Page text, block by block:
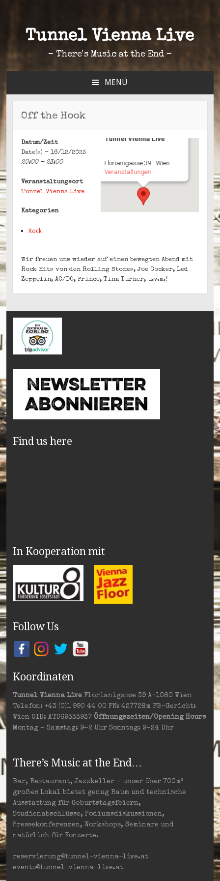
Tunnel Vienna Live
– There's Music at the End –
MENÜ
SPRINGEN
Off the Hook
Tunnel Vienna Live
Florianigasse 39 - Wien
Veranstaltungen
Datum/Zeit
Date(s) - 16/12/2023
20:00 - 23:00
Veranstaltungsort
Tunnel Vienna Live
Kategorien
Rock
Wir freuen uns wieder auf einen bewegten Abend mit
Rock Hits von den Rolling Stones, Joe Cocker, Led
Zeppelin, AC/DC, Prince, Tina Turner, u.v.m.!
Find us here
In Kooperation mit
Follow Us
Koordinaten
Tunnel Vienna LiveFlorianigasse 39 A-1080 Wien
Telefon: +43 (0)1 990 44 00 FN: 427728m FB-Gericht:
Wien UID: ATU69333937 Öffnungszeiten/Opening Hours
Montag – Samstag: 9–2 Uhr Sonntag: 9–24 Uhr
There’s Music at the End…
Bar, Restaurant, Jazzkeller – unser über 700m²
großes Lokal bietet genug Raum und technische
Ausstattung für Geburtstagsfeiern,
Studienabschlüsse, Podiumsdiskussionen,
Pressekonferenzen, Workshops, Seminare und
natürlich für Konzerte.
reservierung@tunnel-vienna-live.at
events@tunnel-vienna-live.at